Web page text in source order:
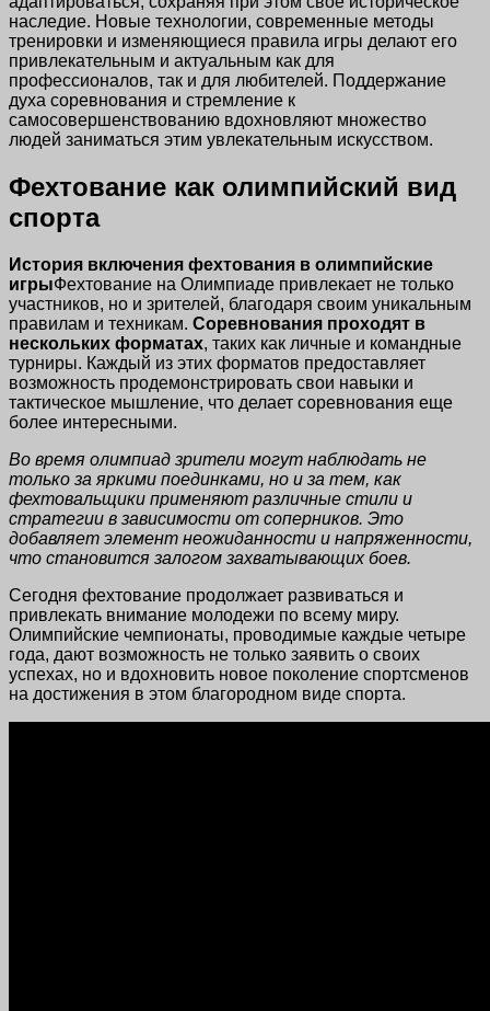
наследие. Новые технологии, современные методы
тренировки и изменяющиеся правила игры делают его
привлекательным и актуальным как для
профессионалов, так и для любителей. Поддержание
духа соревнования и стремление к
самосовершенствованию вдохновляют множество
людей заниматься этим увлекательным искусством.
Фехтование как олимпийский вид
спорта
История включения фехтования в олимпийские
игрыФехтование на Олимпиаде привлекает не только
участников, но и зрителей, благодаря своим уникальным
правилам и техникам. Соревнования проходят в
нескольких форматах, таких как личные и командные
турниры. Каждый из этих форматов предоставляет
возможность продемонстрировать свои навыки и
тактическое мышление, что делает соревнования еще
более интересными.
Во время олимпиад зрители могут наблюдать не
только за яркими поединками, но и за тем, как
фехтовальщики применяют различные стили и
стратегии в зависимости от соперников. Это
добавляет элемент неожиданности и напряженности,
что становится залогом захватывающих боев.
Сегодня фехтование продолжает развиваться и
привлекать внимание молодежи по всему миру.
Олимпийские чемпионаты, проводимые каждые четыре
года, дают возможность не только заявить о своих
успехах, но и вдохновить новое поколение спортсменов
на достижения в этом благородном виде спорта.